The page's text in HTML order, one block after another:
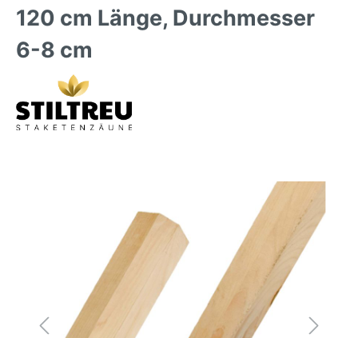
120 cm Länge, Durchmesser
6-8 cm